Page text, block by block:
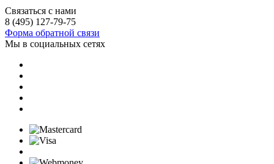
Связаться с нами
8 (495) 127-79-75
Форма обратной связи
Мы в социальных сетях